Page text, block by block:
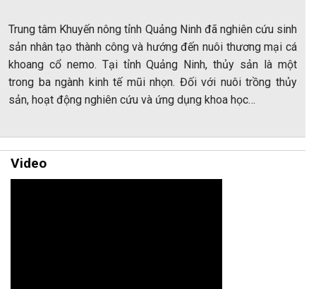
Trung tâm Khuyến nông tỉnh Quảng Ninh đã nghiên cứu sinh
sản nhân tạo thành công và hướng đến nuôi thương mại cá
khoang cổ nemo. Tại tỉnh Quảng Ninh, thủy sản là một
trong ba ngành kinh tế mũi nhọn. Đối với nuôi trồng thủy
sản, hoạt động nghiên cứu và ứng dụng khoa học…
Video